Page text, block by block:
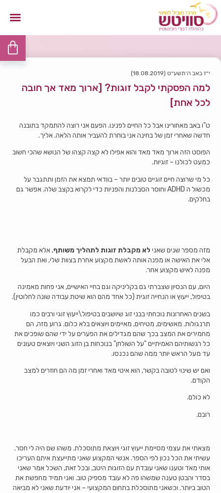
י״ז באב ה׳תשע״ט (18.08.2019)
למה הפסקתי לקבל זוגות? [ארוך מאד אך חובה
לכל אחת]
ט"ו באב מאחורינו אבל כל החיים לפנינו. הפעם אני רוצה להתמקד בתובנה
חדשה שאחרי זמן של בחינה אני בוחרת להעביר אותה הלאה. אליך.
הפוסט הזה ארוך מאד מאד והוא אפילו לא קצה קצהו של הנושא שהכי חשוב
כמעט לכולנו – זוגיות.
כל מי שרוצה חיים זוגיים טובים יותר – בוודאי תמצא את הזמן ותתגבר על
מכשול ה ADHD וחוסר הסבלנות והפניות כדי לקרוא בקצב שלה. אפשר גם
בחלקים.
מזה מספר שנים שאני לא מקבלת זוגות לתהליך משותף, אלא מקבלת
אלי את האישה או מפנה אותה לאשת מקצוע אחרת בצוות שלי, ואת הבעל
מפנה לאיש מקצוע אחר.
היום, עם הנסיון שצברתי גם בקליניקה וגם בחיי האישיים, אני פחות מאמינה
בטיפול, ייעוץ או הנחייה זוגית (כל אחד מהם הוא שיטת עבודה שונה לחלוטין).
בשנים האחרונות נוכחתי בבני זוג שיושבים בטיפול\ייעוץ זוגי ורבים כמו
תרנגולות. מאשימים, מטיחים, מאיימים ויוצאים בלא כלום. גרוע מזה, הם
מחמירים את המצב בכך שהם מגדילים את הפערים על ידי שהם שופכים את
כל רגשותיהם האמיתיים "על השולחן" בנוכחות בן הזוג השני ויוצאים טעונים
עד מעל הראש יותר ממה שהם נכנסו.
ואם יש שינוי לטובה בקשר, הוא איטי מאד ואחרי זמן מה הם חוזרים למצב
הקודם.
לא כולם.
רובם.
מצאתי את עצמי מסיימת ייעוץ זוגי ויוצאת מתוסכלת. משהו שם היה לי חסר.
עשיתי את הכל נכון לפי הספר. אנשי המקצוע שאני מתייעצת איתם העריכו
אותי מאד וטענו שאני עובדת עם הזוגות היטב, ובכל זאת, השכל אמר שאני
בסדר והבטן טענה שמשהו פה לא עובד מספיק טוב. ואני תמיד מחפשת את
הטוב ביותר. וכשאני מתוסכלת בתחום המקצועי – אני יודעת שאני לא מביאה